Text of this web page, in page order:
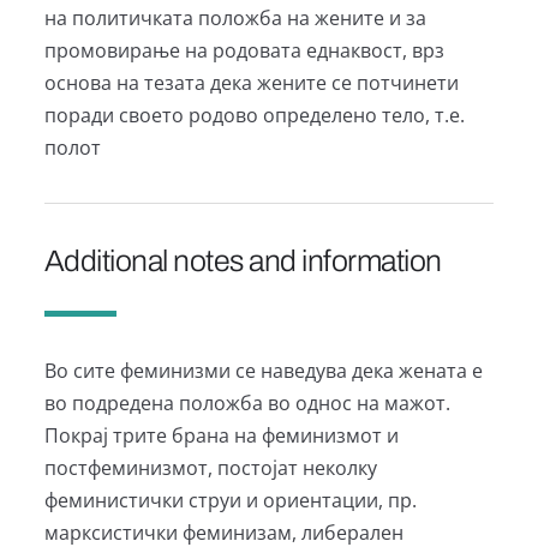
на политичката положба на жените и за
промовирање на родовата еднаквост, врз
основа на тезата дека жените се потчинети
поради своето родово определено тело, т.е.
полот
Additional notes and information
Во сите феминизми се наведува дека жената е
во подредена положба во однос на мажот.
Покрај трите брана на феминизмот и
постфеминизмот, постојат неколку
феминистички струи и ориентации, пр.
марксистички феминизам, либерален